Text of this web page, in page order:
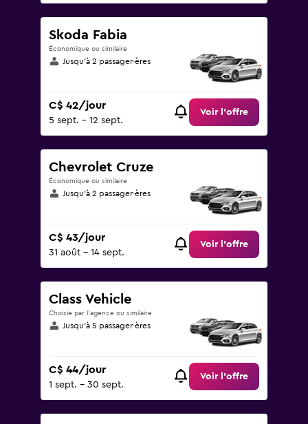
Skoda Fabia
Économique ou similaire
Jusqu’à 2 passager·ères
C$ 42/jour
5 sept. - 12 sept.
Voir l’offre
Chevrolet Cruze
Économique ou similaire
Jusqu’à 2 passager·ères
C$ 43/jour
31 août - 14 sept.
Voir l’offre
Class Vehicle
Choisie par l’agence ou similaire
Jusqu’à 5 passager·ères
C$ 44/jour
1 sept. - 30 sept.
Voir l’offre